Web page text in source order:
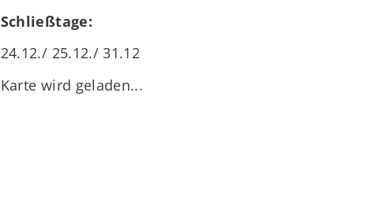
Schließtage:
24.12./ 25.12./ 31.12
Karte wird geladen...